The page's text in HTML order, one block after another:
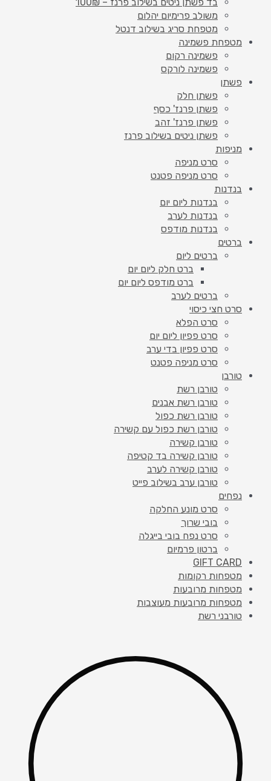
משולב פרימיום יהלום
מטפחת סריג בשילוב דנטל
מטפחת פשמינה
פשמינה רקום
פשמינה לורקס
פשתן
פשתן חלק
פשתן פרנז' כסף
פשתן פרנז' זהב
פשתן ניטים בשילוב פרנז
מניפות
סרט מניפה
סרט מניפה פטנט
בנדנות
בנדנות ליום יום
בנדנות לערב
בנדנות מודפס
ברטים
ברטים ליום
ברט חלק ליום יום
ברט מודפס ליום יום
ברטים לערב
סרט חצי כיסוי
סרט הפלא
סרט פפיון ליום יום
סרט פפיון בדי ערב
סרט מניפה פטנט
טורבן
טורבן רשת
טורבן רשת אבנים
טורבן רשת כפול
טורבן רשת כפול עם קשירה
טורבן קשירה
טורבן קשירה בד קטיפה
טורבן קשירה לערב
טורבן ערב בשילוב פייט
נפחים
סרט מונע החלקה
בובי שרוך
סרט נפח בובי בייגלה
ברטון פרמיום
GIFT CARD
מטפחות רקומות
מטפחות מרובעות
מטפחות מרובעות מעוצבות
טורבני רשת